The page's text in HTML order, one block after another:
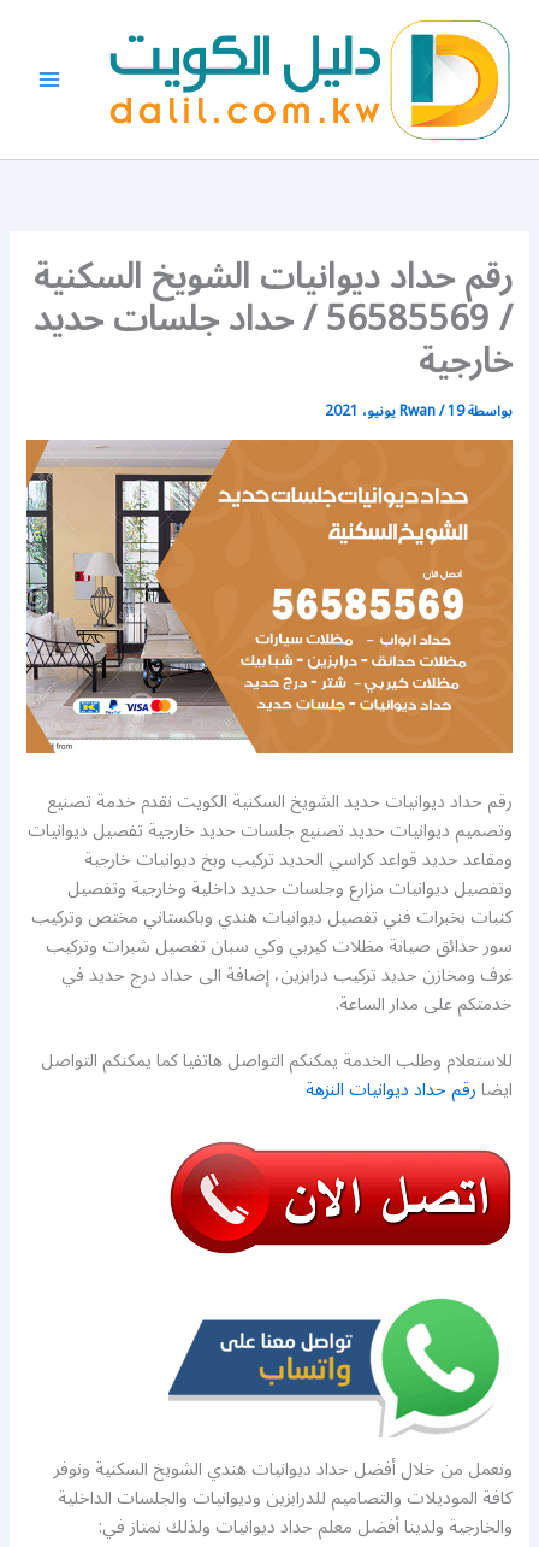
المحتوى
رقم حداد ديوانيات الشويخ السكنية
/ 56585569 / حداد جلسات حديد
خارجية
بواسطة Rwan/19 يونيو، 2021
رقم حداد ديوانيات حديد الشويخ السكنية الكويت نقدم خدمة تصنيع
وتصميم ديوانيات حديد تصنيع جلسات حديد خارجية تفصيل ديوانيات
ومقاعد حديد قواعد كراسي الحديد تركيب وبخ ديوانيات خارجية
وتفصيل ديوانيات مزارع وجلسات حديد داخلية وخارجية وتفصيل
كنبات بخبرات فني تفصيل ديوانيات هندي وباكستاني مختص وتركيب
سور حدائق صيانة مظلات كيربي وكي سبان تفصيل شبرات وتركيب
غرف ومخازن حديد تركيب درابزين، إضافة الى حداد درج حديد في
خدمتكم على مدار الساعة.
للاستعلام وطلب الخدمة يمكنكم التواصل هاتفيا كما يمكنكم التواصل
ايضارقم حداد ديوانيات النزهة
ونعمل من خلال أفضل حداد ديوانيات هندي الشويخ السكنية ونوفر
كافة الموديلات والتصاميم للدرابزين وديوانيات والجلسات الداخلية
والخارجية ولدينا أفضل معلم حداد ديوانيات ولذلك نمتاز في: